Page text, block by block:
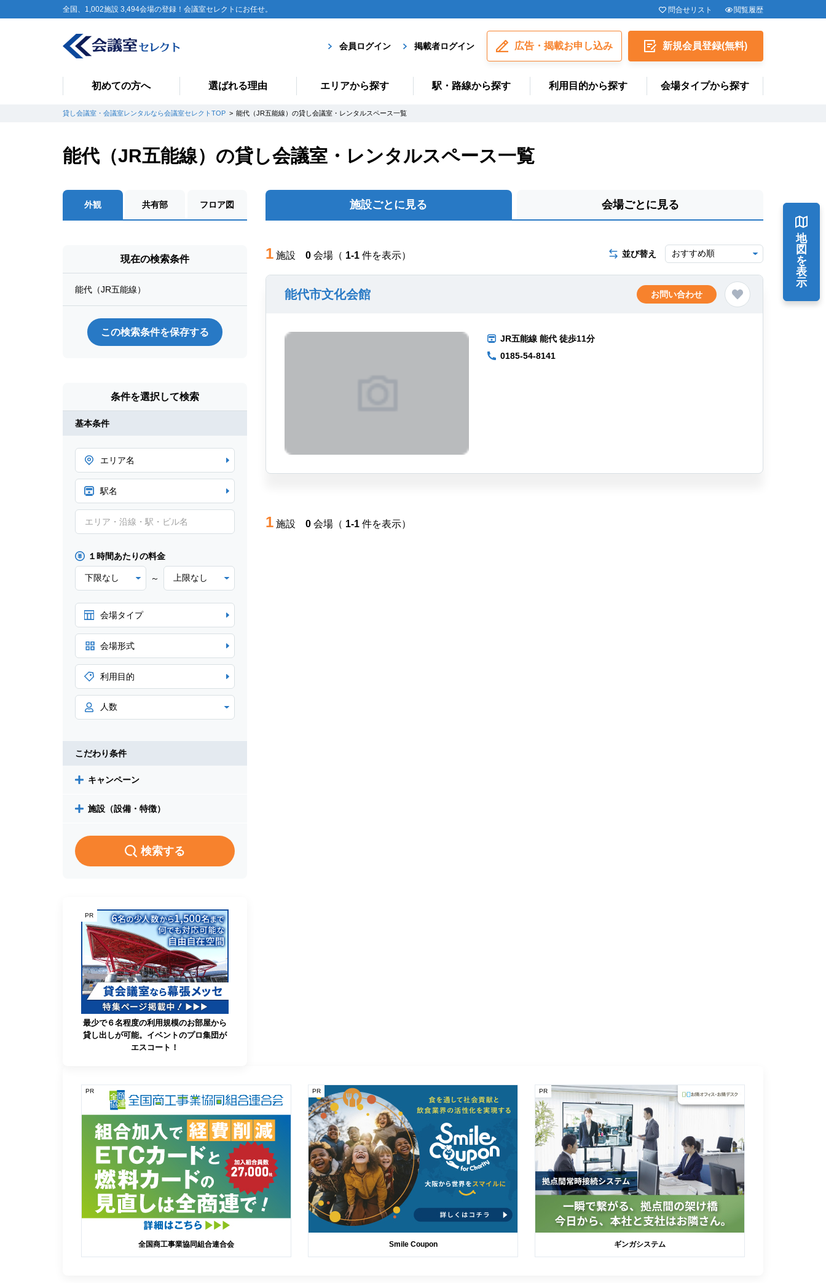
全国、1,002施設 3,494会場の登録！会議室セレクトにお任せ。 問合せリスト 閲覧履歴
会員ログイン 掲載者ログイン 広告・揭載お申し込み 新規会員登録(無料)
初めての方へ 選ばれる理由 エリアから探す 駅・路線から探す 利用目的から探す 会場タイプから探す
貸し会議室・会議室レンタルなら会議室セレクトTOP 能代（JR五能線）の貸し会議室・レンタルスペース一覧
能代（JR五能線）の貸し会議室・レンタルスペース一覧
外観 共有部 フロア図
現在の検索条件
能代（JR五能線）
この検索条件を保存する
条件を選択して検索
基本条件
エリア名
駅名
１時間あたりの料金
～
会場タイプ
会場形式
利用目的
こだわり条件
キャンペーン
施設（設備・特徴）
検索する
PR
最少で６名程度の利用規模のお部屋から
貸し出しが可能。イベントのプロ集団が
エスコート！
施設ごとに見る 会場ごとに見る
1 施設 0 会場（ 1-1 件を表示） 並び替え
能代市文化会館 お問い合わせ
JR五能線 能代 徒歩11分
0185-54-8141
1 施設 0 会場（ 1-1 件を表示）
PR
全国商工事業協同組合連合会
PR
Smile Coupon
PR
ギンガシステム
地
図
を
表
示